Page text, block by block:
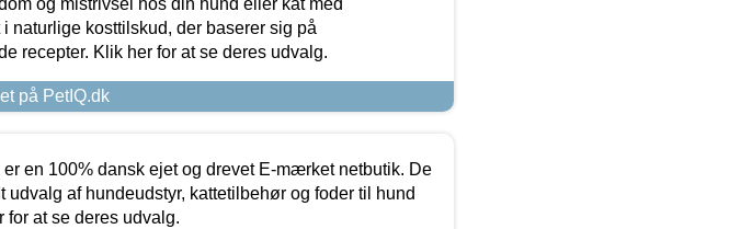
naturlige kosttilskud, der baserer sig på
recepter. Klik her for at se deres udvalg.
på PetIQ.dk
er en 100% dansk ejet og drevet E-mærket netbutik. De
udvalg af hundeudstyr, kattetilbehør og foder til hund
for at se deres udvalg.